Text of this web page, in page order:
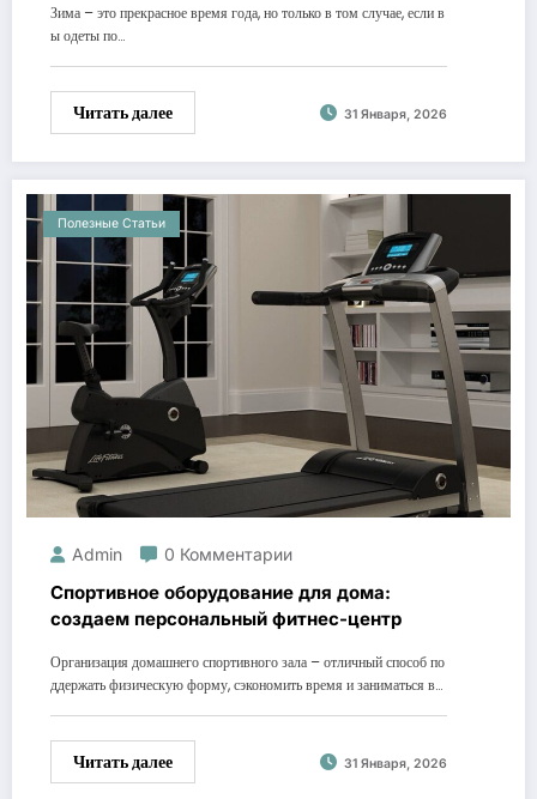
Зима – это прекрасное время года, но только в том случае, если в
ы одеты по…
Читать далее 31 Января, 2026
Полезные Статьи
Admin 0 Комментарии
Спортивное оборудование для дома:
создаем персональный фитнес-центр
Организация домашнего спортивного зала – отличный способ по
ддержать физическую форму, сэкономить время и заниматься в…
Читать далее 31 Января, 2026